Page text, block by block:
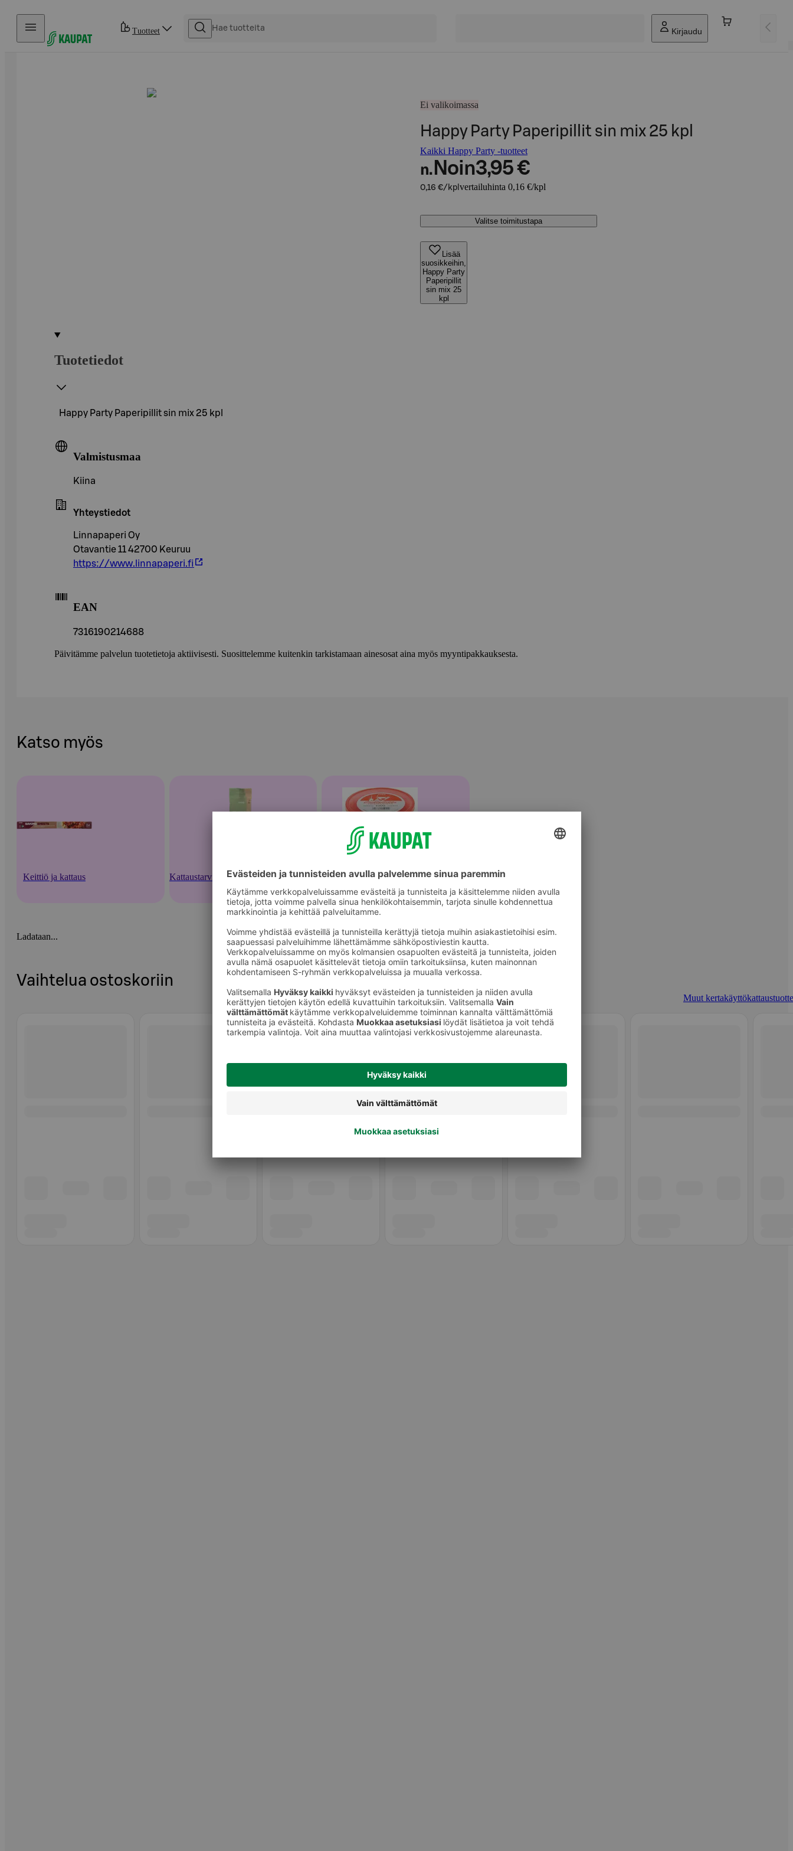
Hyppää sisältöön
Tuotteet Kirjaudu
Ei valikoimassa
Happy Party Paperipillit sin mix 25 kpl
Kaikki Happy Party -tuotteet
n. Noin3,95 €
0,16 €/kpl vertailuhinta 0,16 €/kpl
Valitse toimitustapa
Lisää
suosikkeihin,
Happy Party
Paperipillit
sin mix 25
kpl
Tuotetiedot
Happy Party Paperipillit sin mix 25 kpl
Valmistusmaa
Kiina
Yhteystiedot
Linnapaperi Oy
Otavantie 11 42700 Keuruu
https://www.linnapaperi.fi
EAN
7316190214688
Päivitämme palvelun tuotetietoja aktiivisesti. Suosittelemme kuitenkin tarkistamaan ainesosat aina myös myyntipakkauksesta.
Katso myös
Keittiö ja kattaus Kattaustarvikkeet ja kertakäyttökattaus Muut kertakäyttökattaustuotteet
Ladataan...
Vaihtelua ostoskoriin
Muut